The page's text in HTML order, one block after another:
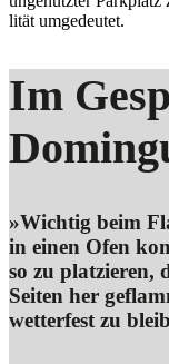
lität umgedeutet.
Im
»Wichtig beim
in einen Ofen
so zu platzieren,
Seiten her
wetterfest zu